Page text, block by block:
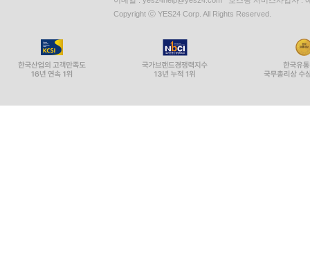
Copyright ⓒ YES24 Corp. All Rights Reserved.